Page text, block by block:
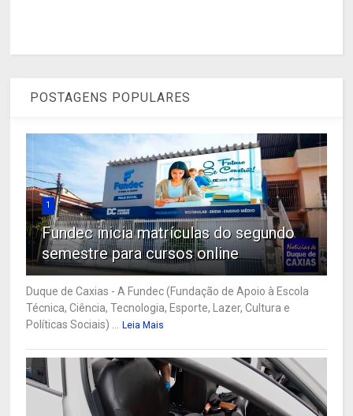
POSTAGENS POPULARES
1
Fundec inicia matrículas do segundo
semestre para cursos online
Duque de Caxias - A Fundec (Fundação de Apoio à Escola
Técnica, Ciência, Tecnologia, Esporte, Lazer, Cultura e
Políticas Sociais) ...
Leia Mais